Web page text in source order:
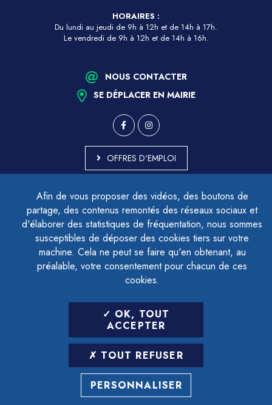
Afin de vous proposer des vidéos, des boutons de
partage, des contenus remontés des réseaux sociaux et
d'élaborer des statistiques de fréquentation, nous sommes
susceptibles de déposer des cookies tiers sur votre
machine. Cela ne peut se faire qu'en obtenant, au
préalable, votre consentement pour chacun de ces
cookies.
OK, TOUT
ACCEPTER
TOUT REFUSER
PERSONNALISER
HORAIRES :
Du lundi au jeudi de 9h à 12h et de 14h à 17h.
Le vendredi de 9h à 12h et de 14h à 16h.
NOUS CONTACTER
SE DÉPLACER EN MAIRIE
OFFRES D'EMPLOI
ACCESSIBILITÉ - PARTIELLEMENT CONFORME
PLAN DU SITE
MENTIONS LÉGALES
CONTACTER LE DÉLÉGUÉ À LA PROTECTION DES DONNÉES
GESTION DES COOKIES
LETTRE D'INFORMATION
SAISIR VOTRE ADRESSE E-MAIL
POUR VOUS INSCRIRE :
ARCHIVES DÉSINSCRIPTION